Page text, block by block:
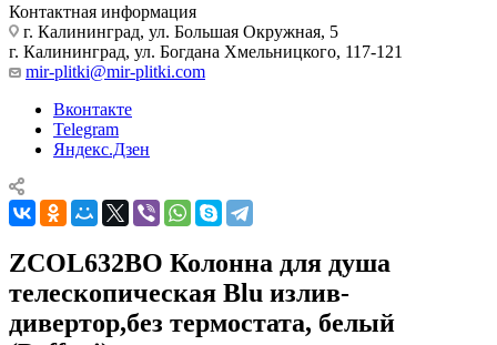
Контактная информация
г. Калининград, ул. Большая Окружная, 5
г. Калининград, ул. Богдана Хмельницкого, 117-121
mir-plitki@mir-plitki.com
Вконтакте
Telegram
Яндекс.Дзен
ZCOL632BO Колонна для душа
телескопическая Blu излив-
дивертор,без термостата, белый